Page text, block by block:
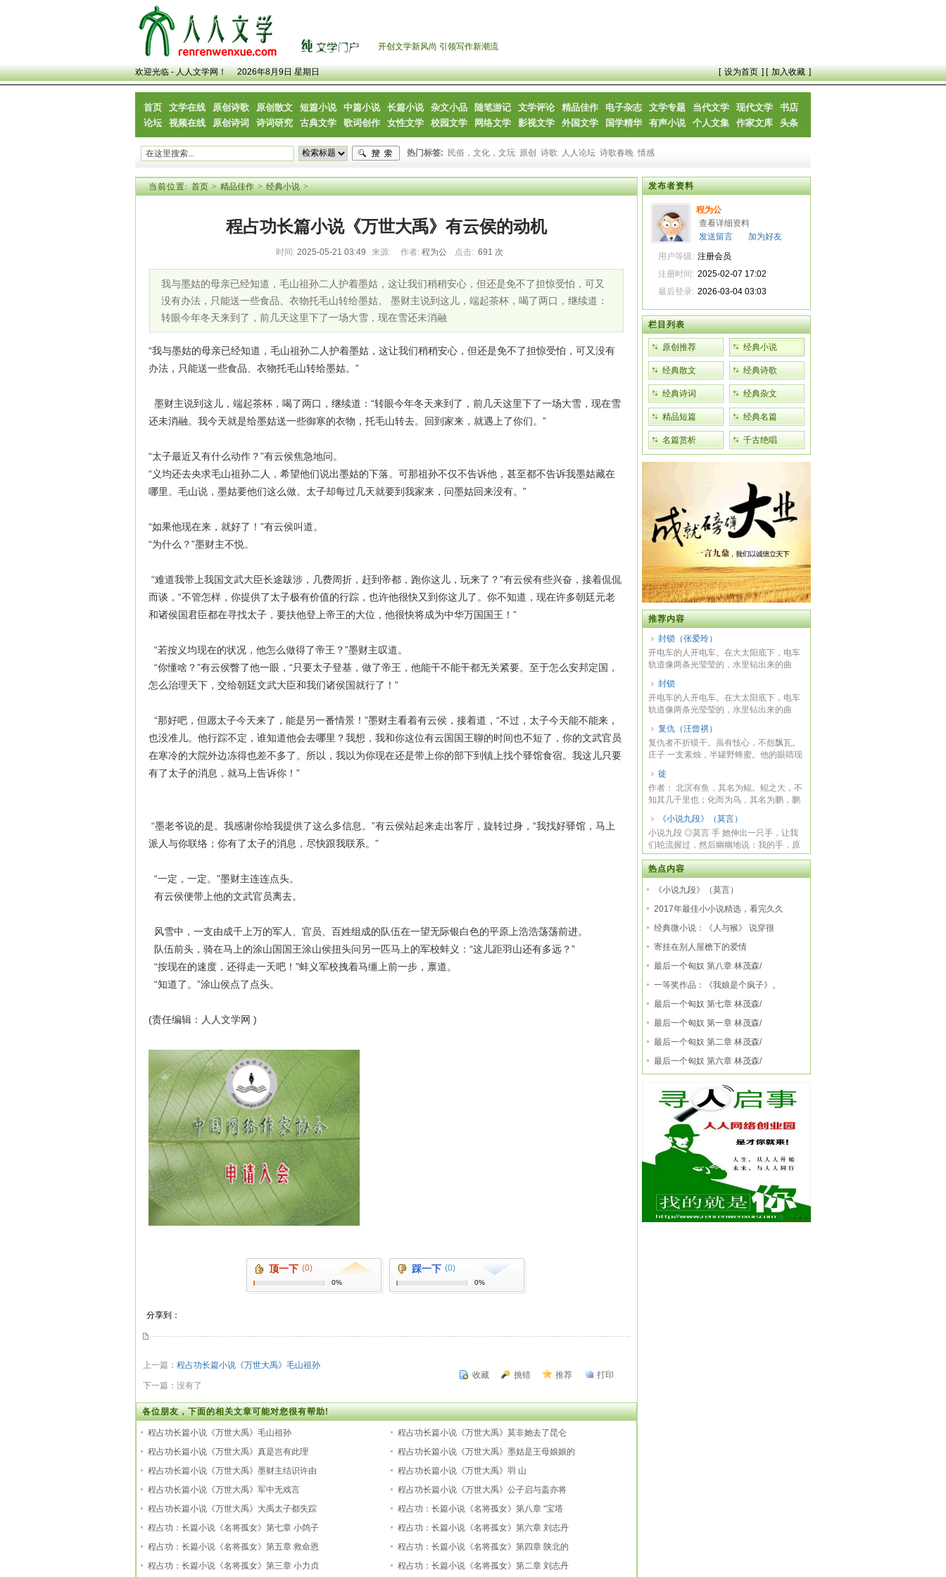
开创文学新风尚 引领写作新潮流
欢迎光临 - 人人文学网！ 2026年8月9日 星期日 [ 设为首页 ] [ 加入收藏 ]
首页 文学在线 原创诗歌 原创散文 短篇小说 中篇小说 长篇小说 杂文小品 随笔游记 文学评论 精品佳作 电子杂志 文学专题 当代文学 现代文学
书店
论坛
视频在线 原创诗词 诗词研究 古典文学 歌词创作 女性文学 校园文学 网络文学 影视文学 外国文学 国学精华 有声小说 个人文集 作家文库 头条
热门标签: 民俗，文化，文玩 原创 诗歌 人人论坛 诗歌春晚 情感
当前位置: 首页>精品佳作>经典小说>
程占功长篇小说《万世大禹》有云侯的动机
时间: 2025-05-21 03:49 来源: 作者: 程为公 点击: 691 次
我与墨姑的母亲已经知道，毛山祖孙二人护着墨姑，这让我们稍稍安心，但还是免不了担惊受怕，可又
没有办法，只能送一些食品、衣物托毛山转给墨姑。 墨财主说到这儿，端起茶杯，喝了两口，继续道：
转眼今年冬天来到了，前几天这里下了一场大雪，现在雪还未消融
“我与墨姑的母亲已经知道，毛山祖孙二人护着墨姑，这让我们稍稍安心，但还是免不了担惊受怕，可又没有
办法，只能送一些食品、衣物托毛山转给墨姑。”
墨财主说到这儿，端起茶杯，喝了两口，继续道：“转眼今年冬天来到了，前几天这里下了一场大雪，现在雪
还未消融。我今天就是给墨姑送一些御寒的衣物，托毛山转去。回到家来，就遇上了你们。”
“太子最近又有什么动作？”有云侯焦急地问。
“义均还去央求毛山祖孙二人，希望他们说出墨姑的下落。可那祖孙不仅不告诉他，甚至都不告诉我墨姑藏在
哪里。毛山说，墨姑要他们这么做。太子却每过几天就要到我家来，问墨姑回来没有。”
“如果他现在来，就好了！”有云侯叫道。
“为什么？”墨财主不悦。
“难道我带上我国文武大臣长途跋涉，几费周折，赶到帝都，跑你这儿，玩来了？”有云侯有些兴奋，接着侃侃
而谈，“不管怎样，你提供了太子极有价值的行踪，也许他很快又到你这儿了。你不知道，现在许多朝廷元老
和诸侯国君臣都在寻找太子，要扶他登上帝王的大位，他很快将成为中华万国国王！”
“若按义均现在的状况，他怎么做得了帝王？”墨财主叹道。
“你懂啥？”有云侯瞥了他一眼，“只要太子登基，做了帝王，他能干不能干都无关紧要。至于怎么安邦定国，
怎么治理天下，交给朝廷文武大臣和我们诸侯国就行了！”
“那好吧，但愿太子今天来了，能是另一番情景！”墨财主看着有云侯，接着道，“不过，太子今天能不能来，
也没准儿。他行踪不定，谁知道他会去哪里？我想，我和你这位有云国国王聊的时间也不短了，你的文武官员
在寒冷的大院外边冻得也差不多了。所以，我以为你现在还是带上你的部下到镇上找个驿馆食宿。我这儿只要
有了太子的消息，就马上告诉你！”
“墨老爷说的是。我感谢你给我提供了这么多信息。”有云侯站起来走出客厅，旋转过身，“我找好驿馆，马上
派人与你联络；你有了太子的消息，尽快跟我联系。”
“一定，一定。”墨财主连连点头。
有云侯便带上他的文武官员离去。
风雪中，一支由成千上万的军人、官员、百姓组成的队伍在一望无际银白色的平原上浩浩荡荡前进。
队伍前头，骑在马上的涂山国国王涂山侯扭头问另一匹马上的军校蚌义：“这儿距羽山还有多远？”
“按现在的速度，还得走一天吧！”蚌义军校拽着马缰上前一步，禀道。
“知道了。”涂山侯点了点头。
(责任编辑：人人文学网 )
顶一下 (0)
0%
踩一下 (0)
0%
分享到：
上一篇： 程占功长篇小说《万世大禹》毛山祖孙
下一篇：没有了
收藏 挑错 推荐 打印
各位朋友，下面的相关文章可能对您很有帮助!
程占功长篇小说《万世大禹》毛山祖孙
程占功长篇小说《万世大禹》莫非她去了昆仑
程占功长篇小说《万世大禹》真是岂有此理
程占功长篇小说《万世大禹》墨姑是王母娘娘的
程占功长篇小说《万世大禹》墨财主结识许由
程占功长篇小说《万世大禹》羽 山
程占功长篇小说《万世大禹》军中无戏言
程占功长篇小说《万世大禹》公子启与盖亦将
程占功长篇小说《万世大禹》大禹太子都失踪
程占功：长篇小说《名将孤女》第八章 “宝塔
程占功：长篇小说《名将孤女》第七章 小鸽子
程占功：长篇小说《名将孤女》第六章 刘志丹
程占功：长篇小说《名将孤女》第五章 救命恩
程占功：长篇小说《名将孤女》第四章 陕北的
程占功：长篇小说《名将孤女》第三章 小力贞
程占功：长篇小说《名将孤女》第二章 刘志丹
发布者资料
程为公
查看详细资料
发送留言
加为好友
用户等级: 注册会员
注册时间: 2025-02-07 17:02
最后登录: 2026-03-04 03:03
栏目列表
原创推荐 经典小说
经典散文 经典诗歌
经典诗词 经典杂文
精品短篇 经典名篇
名篇赏析 千古绝唱
推荐内容
封锁（张爱玲）
开电车的人开电车。在大太阳底下，电车
轨道像两条光莹莹的，水里钻出来的曲
封锁
开电车的人开电车。在大太阳底下，电车
轨道像两条光莹莹的，水里钻出来的曲
复仇（汪曾祺）
复仇者不折镆干。虽有忮心，不怨飘瓦。
庄子 一支素烛，半罐野蜂蜜。他的眼睛现
徙
作者： 北溟有鱼，其名为鲲。鲲之大，不
知其几千里也；化而为鸟，其名为鹏，鹏
《小说九段》（莫言）
小说九段 ◎莫言 手 她伸出一只手，让我
们轮流握过，然后幽幽地说：我的手，原
来很好...
热点内容
《小说九段》（莫言）
2017年最佳小小说精选，看完久久
经典微小说：《人与猴》 说穿很
寄挂在别人屋檐下的爱情
最后一个匈奴 第八章 林茂森/
一等奖作品：《我娘是个疯子》。
最后一个匈奴 第七章 林茂森/
最后一个匈奴 第一章 林茂森/
最后一个匈奴 第二章 林茂森/
最后一个匈奴 第六章 林茂森/